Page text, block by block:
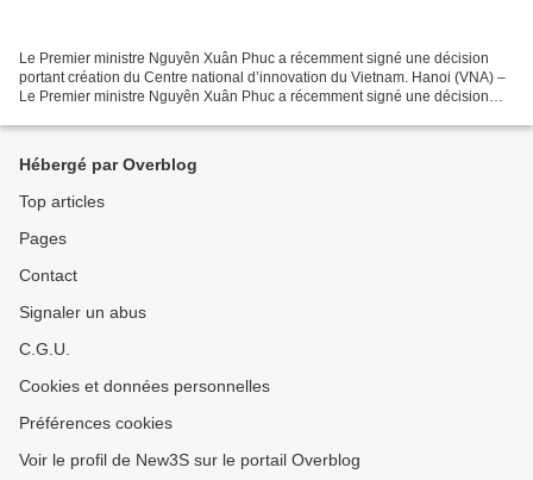
Le Premier ministre Nguyên Xuân Phuc a récemment signé une décision
portant création du Centre national d’innovation du Vietnam. Hanoi (VNA) –
Le Premier ministre Nguyên Xuân Phuc a récemment signé une décision
Hébergé par Overblog
Top articles
Pages
Contact
Signaler un abus
C.G.U.
Cookies et données personnelles
Préférences cookies
Voir le profil de New3S sur le portail Overblog